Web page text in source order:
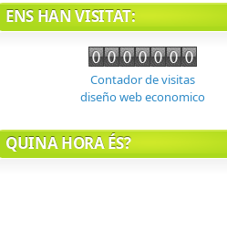
ENS HAN VISITAT:
Contador de visitas
diseño web economico
QUINA HORA ÉS?